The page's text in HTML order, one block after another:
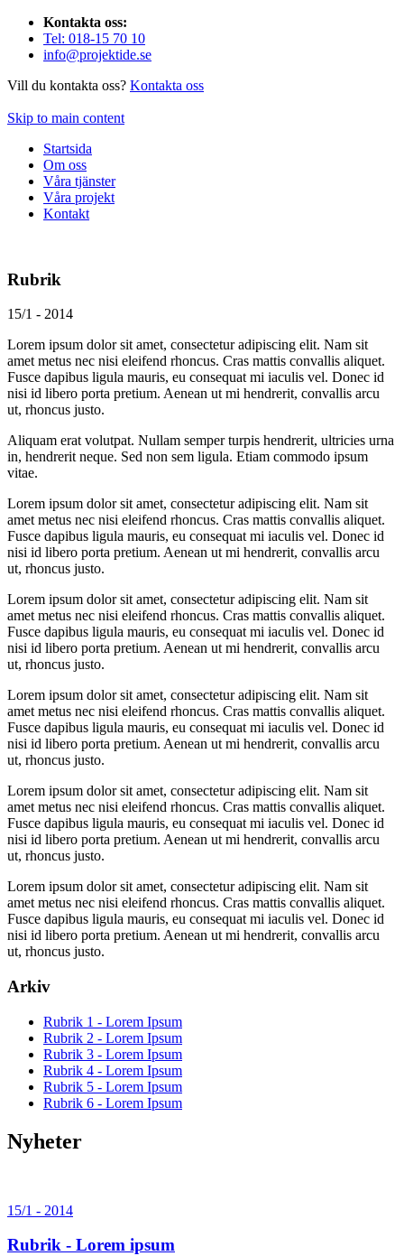
Kontakta oss:
Tel: 018-15 70 10
info@projektide.se
Vill du kontakta oss? Kontakta oss
Skip to main content
Startsida
Om oss
Våra tjänster
Våra projekt
Kontakt
Rubrik
15/1 - 2014
Lorem ipsum dolor sit amet, consectetur adipiscing elit. Nam sit
amet metus nec nisi eleifend rhoncus. Cras mattis convallis aliquet.
Fusce dapibus ligula mauris, eu consequat mi iaculis vel. Donec id
nisi id libero porta pretium. Aenean ut mi hendrerit, convallis arcu
ut, rhoncus justo.
Aliquam erat volutpat. Nullam semper turpis hendrerit, ultricies urna
in, hendrerit neque. Sed non sem ligula. Etiam commodo ipsum
vitae.
Lorem ipsum dolor sit amet, consectetur adipiscing elit. Nam sit
amet metus nec nisi eleifend rhoncus. Cras mattis convallis aliquet.
Fusce dapibus ligula mauris, eu consequat mi iaculis vel. Donec id
nisi id libero porta pretium. Aenean ut mi hendrerit, convallis arcu
ut, rhoncus justo.
Lorem ipsum dolor sit amet, consectetur adipiscing elit. Nam sit
amet metus nec nisi eleifend rhoncus. Cras mattis convallis aliquet.
Fusce dapibus ligula mauris, eu consequat mi iaculis vel. Donec id
nisi id libero porta pretium. Aenean ut mi hendrerit, convallis arcu
ut, rhoncus justo.
Lorem ipsum dolor sit amet, consectetur adipiscing elit. Nam sit
amet metus nec nisi eleifend rhoncus. Cras mattis convallis aliquet.
Fusce dapibus ligula mauris, eu consequat mi iaculis vel. Donec id
nisi id libero porta pretium. Aenean ut mi hendrerit, convallis arcu
ut, rhoncus justo.
Lorem ipsum dolor sit amet, consectetur adipiscing elit. Nam sit
amet metus nec nisi eleifend rhoncus. Cras mattis convallis aliquet.
Fusce dapibus ligula mauris, eu consequat mi iaculis vel. Donec id
nisi id libero porta pretium. Aenean ut mi hendrerit, convallis arcu
ut, rhoncus justo.
Lorem ipsum dolor sit amet, consectetur adipiscing elit. Nam sit
amet metus nec nisi eleifend rhoncus. Cras mattis convallis aliquet.
Fusce dapibus ligula mauris, eu consequat mi iaculis vel. Donec id
nisi id libero porta pretium. Aenean ut mi hendrerit, convallis arcu
ut, rhoncus justo.
Arkiv
Rubrik 1 - Lorem Ipsum
Rubrik 2 - Lorem Ipsum
Rubrik 3 - Lorem Ipsum
Rubrik 4 - Lorem Ipsum
Rubrik 5 - Lorem Ipsum
Rubrik 6 - Lorem Ipsum
Nyheter
15/1 - 2014
Rubrik - Lorem ipsum